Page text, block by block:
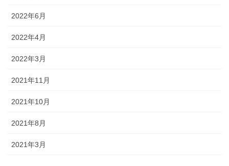
2022年6月
2022年4月
2022年3月
2021年11月
2021年10月
2021年8月
2021年3月